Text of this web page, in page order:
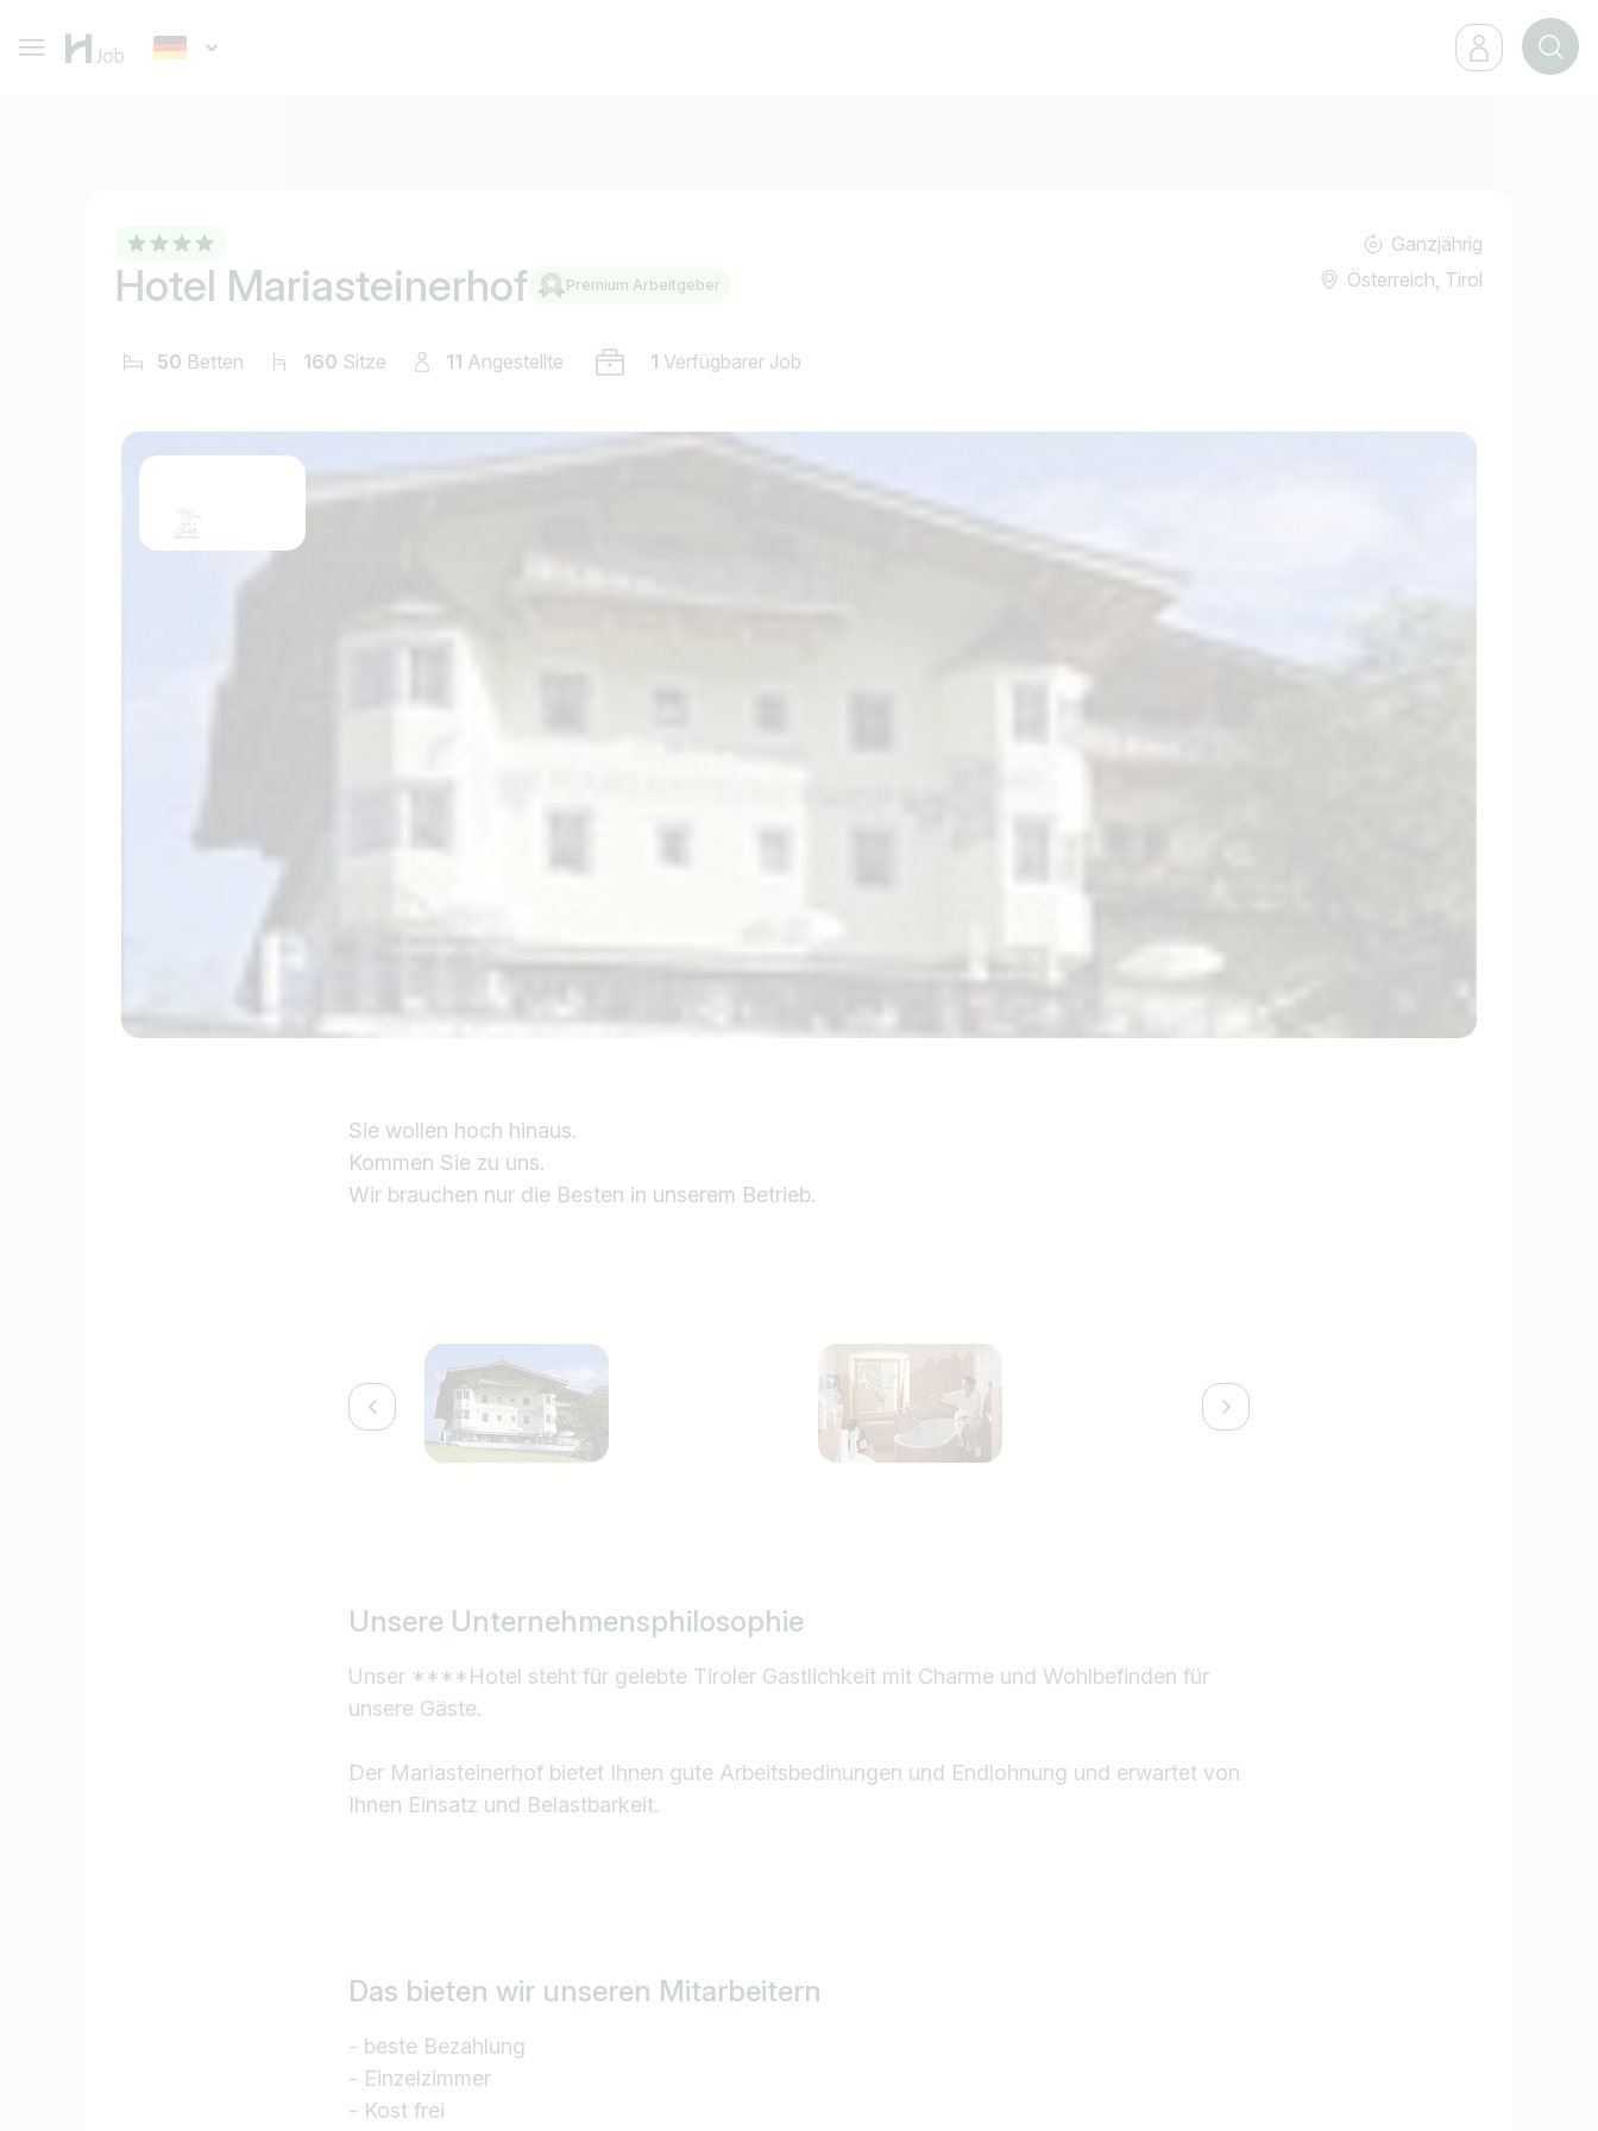
Hotel Mariasteinerhof Premium Arbeitgeber
Ganzjährig
Österreich, Tirol
50 Betten 160 Sitze 11 Angestellte 1 Verfügbarer Job
Sie wollen hoch hinaus.
Kommen Sie zu uns.
Wir brauchen nur die Besten in unserem Betrieb.
Unsere Unternehmensphilosophie
Unser ****Hotel steht für gelebte Tiroler Gastlichkeit mit Charme und Wohlbefinden für
unsere Gäste.
Der Mariasteinerhof bietet Ihnen gute Arbeitsbedinungen und Endlohnung und erwartet von
Ihnen Einsatz und Belastbarkeit.
Das bieten wir unseren Mitarbeitern
- beste Bezahlung
- Einzelzimmer
- Kost frei
Jobtitel
Land / Bundesland